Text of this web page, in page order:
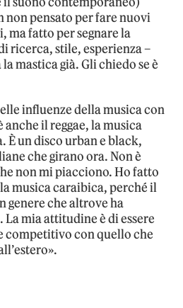
non pensato per fare nuovi
ma fatto per segnare la
ricerca, stile, esperienza –
mastica già. Gli chiedo se è
influenze della musica con
anche il reggae, la musica
È un disco urban e black,
che girano ora. Non è
non mi piacciono. Ho fatto
musica caraibica, perché il
genere che altrove ha
mia attitudine è di essere
competitivo con quello che